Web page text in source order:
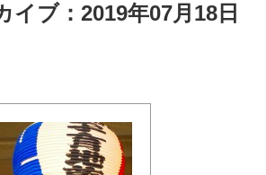
イブ：2019年07月18日